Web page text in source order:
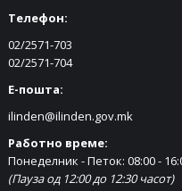
Телефон:
02/2571-703
02/2571-704
Е-пошта:
ilinden@ilinden.gov.mk
Работно време:
Понеделник - Петок: 08:00 -
(Пауза од 12:00 до 12:30 часот)